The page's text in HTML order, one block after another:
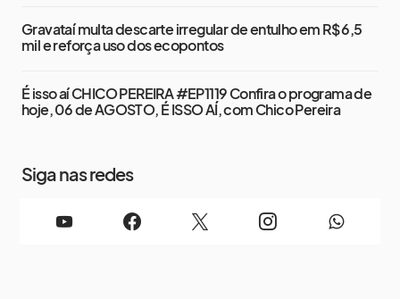
Gravataí multa descarte irregular de entulho em R$ 6,5
mil e reforça uso dos ecopontos
É isso aí CHICO PEREIRA #EP1119 Confira o programa de
hoje, 06 de AGOSTO, É ISSO AÍ, com Chico Pereira
Siga nas redes